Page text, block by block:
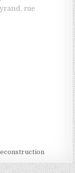
rue